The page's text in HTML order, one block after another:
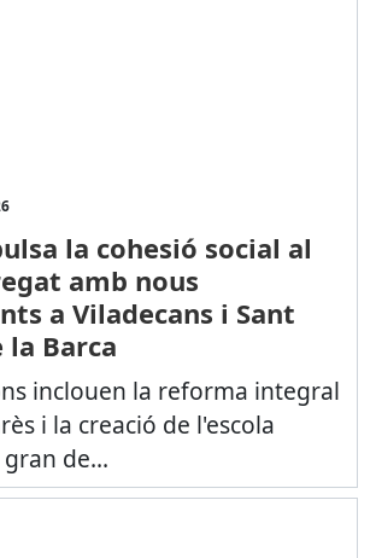
la cohesió social al
amb nous
a Viladecans i Sant
la Barca
inclouen la reforma integral
i la creació de l'escola
de...